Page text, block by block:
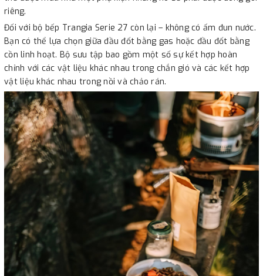
riêng.
Đối với bộ bếp Trangia Serie 27 còn lại – không có ấm đun nước.
Bạn có thể lựa chọn giữa đầu đốt bằng gas hoặc đầu đốt bằng
cồn linh hoạt. Bộ sưu tập bao gồm một số sự kết hợp hoàn
chỉnh với các vật liệu khác nhau trong chắn gió và các kết hợp
vật liệu khác nhau trong nồi và chảo rán.